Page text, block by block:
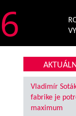
Vladimír
fabrike je
maximum